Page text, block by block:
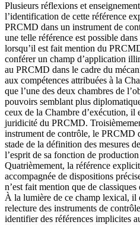
Plusieurs réflexions et
l’identification de cette référence
PRCMD dans un instrument de
une telle référence est possible
lorsqu’il est fait mention du
conférer un champ d’application
au PRCMD dans le cadre du
aux compétences attribuées à la
que l’une des deux chambres de
pouvoirs semblant plus
ceux de la Chambre d’exécution, il
juridicité du PRCMD.
instrument de contrôle, le PRCMD
stade de la définition des mesures
l’esprit de sa fonction de
Quatrièmement, la référence
accompagnée de dispositions
n’est fait mention que de classiques
À la lumière de ce champ lexical, il
relecture des instruments de
identifier des références implicites